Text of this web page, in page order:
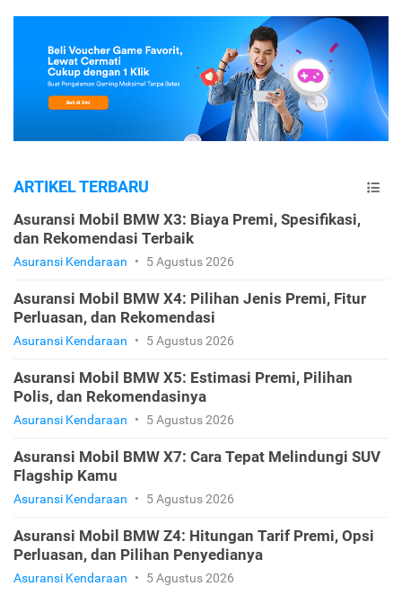
ARTIKEL TERBARU
Asuransi Mobil BMW X3: Biaya Premi, Spesifikasi,
dan Rekomendasi Terbaik
Asuransi Kendaraan • 5 Agustus 2026
Asuransi Mobil BMW X4: Pilihan Jenis Premi, Fitur
Perluasan, dan Rekomendasi
Asuransi Kendaraan • 5 Agustus 2026
Asuransi Mobil BMW X5: Estimasi Premi, Pilihan
Polis, dan Rekomendasinya
Asuransi Kendaraan • 5 Agustus 2026
Asuransi Mobil BMW X7: Cara Tepat Melindungi SUV
Flagship Kamu
Asuransi Kendaraan • 5 Agustus 2026
Asuransi Mobil BMW Z4: Hitungan Tarif Premi, Opsi
Perluasan, dan Pilihan Penyedianya
Asuransi Kendaraan • 5 Agustus 2026